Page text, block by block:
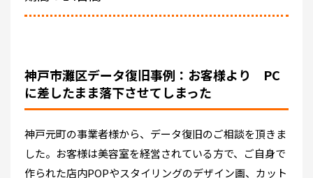
神戸市灘区データ復旧事例：お客様より PC
に差したまま落下させてしまった
神戸元町の事業者様から、データ復旧のご相談を頂きま
した。お客様は美容室を経営されている方で、ご自身で
作られた店内POPやスタイリングのデザイン画、カット